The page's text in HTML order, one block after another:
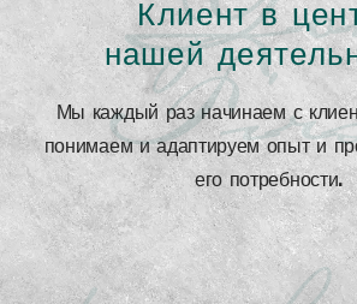
Клиент в
нашей
Мы каждый раз начинаем с
понимаем и адаптируем опыт и
его потребности.